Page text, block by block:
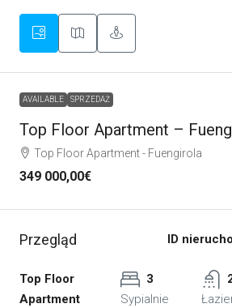
AVAILABLE SPRZEDAŻ
Top Floor Apartment –
Top Floor Apartment - Fuengirola
349 000,00€
Przegląd ID
Top Floor
Apartment
3
Sypialnie